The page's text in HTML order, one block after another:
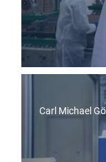
Carl Michael